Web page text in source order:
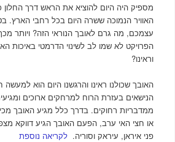
מספיק היה היום להוציא את הראש דרך החלון
האוויר הנמוכה ששרה היום בכל רחבי
עצמכם, מה גרם לאובך הנוראי הזה? ויותר
הפרויקט לא שמו לב לשינוי הדרמטי באיכות
וראינו?
האובך שכולנו ראינו והרגשנו היום הוא למעשה
הנישאים בעזרת הרוח למרחקים ארוכים
ממדבריות רחוקים. בדרך כלל מגיע האובך
או חצי האי ערב, הפעם האובך הגיע דווקא
פני איראן, עיראק וסוריה. לקריאה נוספת